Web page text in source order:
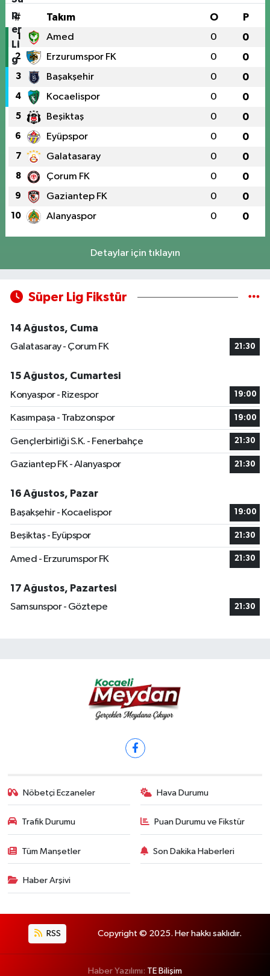
# Takım O P
1 Amed 0 0
2 Erzurumspor FK 0 0
3 Başakşehir 0 0
4 Kocaelispor 0 0
5 Beşiktaş 0 0
6 Eyüpspor 0 0
7 Galatasaray 0 0
8 Çorum FK 0 0
9 Gaziantep FK 0 0
10 Alanyaspor 0 0
Detaylar için tıklayın
Süper Lig Fikstür
14 Ağustos, Cuma
Galatasaray - Çorum FK
21:30
15 Ağustos, Cumartesi
Konyaspor - Rizespor
19:00
Kasımpaşa - Trabzonspor 19:00
Gençlerbirliği S.K. - Fenerbahçe 21:30
Gaziantep FK - Alanyaspor 21:30
16 Ağustos, Pazar
Başakşehir - Kocaelispor
19:00
Beşiktaş - Eyüpspor 21:30
Amed - Erzurumspor FK 21:30
17 Ağustos, Pazartesi
Samsunspor - Göztepe
21:30
Nöbetçi Eczaneler Hava Durumu
Trafik Durumu Puan Durumu ve Fikstür
Tüm Manşetler Son Dakika Haberleri
Haber Arşivi
RSS Copyright © 2025. Her hakkı saklıdır.
Haber Yazılımı: TE Bilişim